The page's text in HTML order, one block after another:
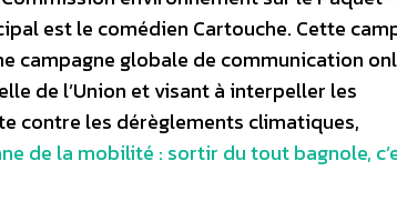
est le comédien Cartouche. Cette
campagne globale de communication
de l’Union et visant à interpeller les
contre les dérèglements climatiques,
de la mobilité : sortir du tout bagnole,